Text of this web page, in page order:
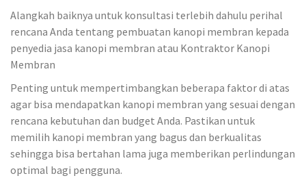
Alangkah baiknya untuk konsultasi terlebih dahulu perihal
rencana Anda tentang pembuatan kanopi membran kepada
penyedia jasa kanopi membran atau Kontraktor Kanopi
Membran
Penting untuk mempertimbangkan beberapa faktor di atas
agar bisa mendapatkan kanopi membran yang sesuai dengan
rencana kebutuhan dan budget Anda. Pastikan untuk
memilih kanopi membran yang bagus dan berkualitas
sehingga bisa bertahan lama juga memberikan perlindungan
optimal bagi pengguna.